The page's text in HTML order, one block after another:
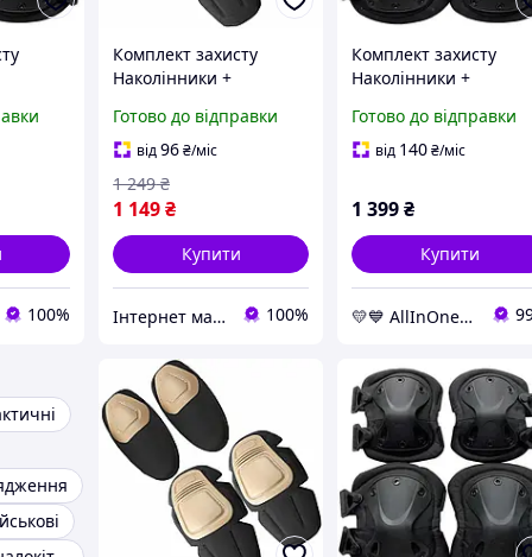
100%
Комплект захисту
Наколінники +
удароміцного пластику
(Коричневий)
Готово до відправки
від96₴/міс
1 149₴
1 249 ₴
Купити
Інтернет магазин ВСІМ ОПТ 100%
Комплект захисту
Наколінники +
полімеру, чорні
AllInOne -market-
Готово до відправки
від 140₴/міс
1 399₴
Купити
💛💙 AllInOne - знаходь все необхідне в одному магазині!